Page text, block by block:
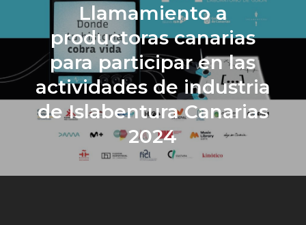
Llamamiento a
productoras canarias
para participar en las
actividades de industria
de Islabentura Canarias
2024